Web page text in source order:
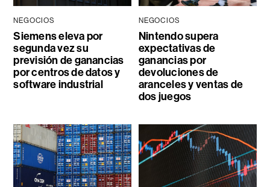
NEGOCIOS
Siemens eleva por
segunda vez su
previsión de ganancias
por centros de datos y
software industrial
NEGOCIOS
Nintendo supera
expectativas de
ganancias por
devoluciones de
aranceles y ventas de
dos juegos